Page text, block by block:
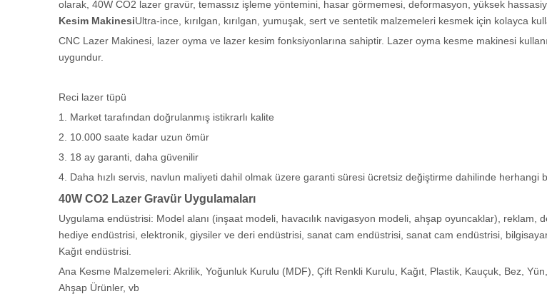
olarak, 40W CO2 lazer gravür, temassız işleme yöntemini, hasar görmemesi, deformasyon, yüksek
Kesim MakinesiUltra-ince, kırılgan, kırılgan, yumuşak, sert ve sentetik malzemeleri kesmek için kolayca
CNC Lazer Makinesi, lazer oyma ve lazer kesim fonksiyonlarına sahiptir. Lazer oyma kesme makinesi
uygundur.
Reci lazer tüpü
1. Market tarafından doğrulanmış istikrarlı kalite
2. 10.000 saate kadar uzun ömür
3. 18 ay garanti, daha güvenilir
4. Daha hızlı servis, navlun maliyeti dahil olmak üzere garanti süresi ücretsiz değiştirme dahilinde herhangi
40W CO2 Lazer Gravür Uygulamaları
Uygulama endüstrisi: Model alanı (inşaat modeli, havacılık navigasyon modeli, ahşap oyuncaklar), reklam,
hediye endüstrisi, elektronik, giysiler ve deri endüstrisi, sanat cam endüstrisi, sanat cam endüstrisi,
Kağıt endüstrisi.
Ana Kesme Malzemeleri: Akrilik, Yoğunluk Kurulu (MDF), Çift Renkli Kurulu, Kağıt, Plastik, Kauçuk, Bez,
Ahşap Ürünler, vb